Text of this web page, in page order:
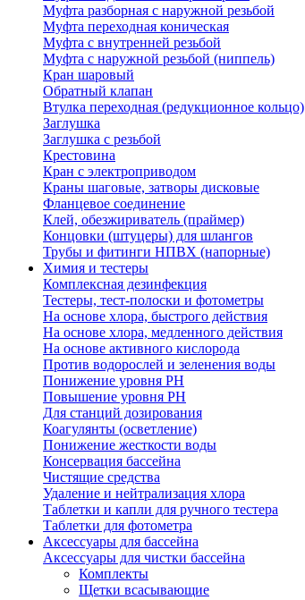
Муфта разборная с наружной резьбой
Муфта переходная коническая
Муфта с внутренней резьбой
Муфта с наружной резьбой (ниппель)
Кран шаровый
Обратный клапан
Втулка переходная (редукционное кольцо)
Заглушка
Заглушка с резьбой
Крестовина
Кран с электроприводом
Краны шаговые, затворы дисковые
Фланцевое соединение
Клей, обезжириватель (праймер)
Концовки (штуцеры) для шлангов
Трубы и фитинги НПВХ (напорные)
Химия и тестеры
Комплексная дезинфекция
Тестеры, тест-полоски и фотометры
На основе хлора, быстрого действия
На основе хлора, медленного действия
На основе активного кислорода
Против водорослей и зеленения воды
Понижение уровня РН
Повышение уровня РН
Для станций дозирования
Коагулянты (осветление)
Понижение жесткости воды
Консервация бассейна
Чистящие средства
Удаление и нейтрализация хлора
Таблетки и капли для ручного тестера
Таблетки для фотометра
Аксессуары для бассейна
Аксессуары для чистки бассейна
Комплекты
Щетки всасывающие